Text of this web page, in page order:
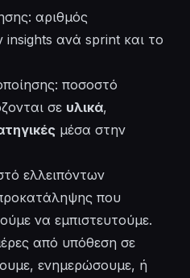
αριθμός
insights ανά sprint και το
ποσοστό
σε υλικά,
μέσα στην
ελλειπόντων
που
να εμπιστευτούμε.
από υπόθεση σε
ενημερώσουμε, ή